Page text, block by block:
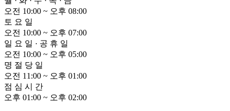
오전 10:00 ~ 오후 08:00
토 요 일
오전 10:00 ~ 오후 07:00
일 요 일 · 공 휴 일
오전 10:00 ~ 오후 05:00
명 절 당 일
오전 11:00 ~ 오후 01:00
점 심 시
간
오후 01:00 ~ 오후 02:00